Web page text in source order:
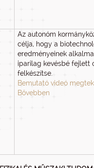
Az autonóm
célja, hogy a
eredményeinek
iparilag kevésbé fejlett
felkészítse.
Bemutató videó
Bővebben